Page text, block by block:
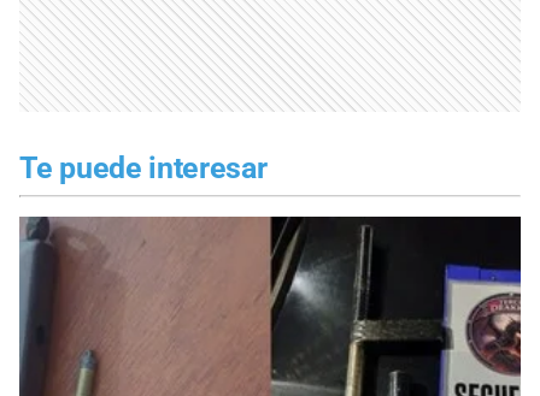
Te puede interesar